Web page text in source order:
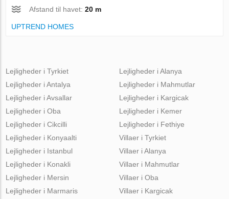
Afstand til havet:20 m
UPTREND HOMES
Lejligheder i Tyrkiet
Lejligheder i Antalya
Lejligheder i Avsallar
Lejligheder i Oba
Lejligheder i Cikcilli
Lejligheder i Alanya
Lejligheder i Mahmutlar
Lejligheder i Kargicak
Lejligheder i Kemer
Lejligheder i Fethiye
Lejligheder i Konyaalti
Lejligheder i Istanbul
Lejligheder i Konakli
Lejligheder i Mersin
Lejligheder i Marmaris
Villaer i Tyrkiet
Villaer i Alanya
Villaer i Mahmutlar
Villaer i Oba
Villaer i Kargicak